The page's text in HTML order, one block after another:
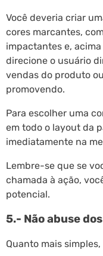
Você deveria criar
cores marcantes,
impactantes e,
direcione o usuário
vendas do produto
promovendo.
Para escolher uma
em todo o layout da
imediatamente na
Lembre-se que se
chamada à ação,
potencial.
5.- Não abuse
Quanto mais simples,